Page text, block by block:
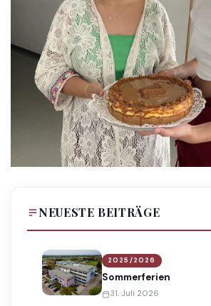
NEUESTE BEITRÄGE
2025/2026
Sommerferien
31. Juli 2026